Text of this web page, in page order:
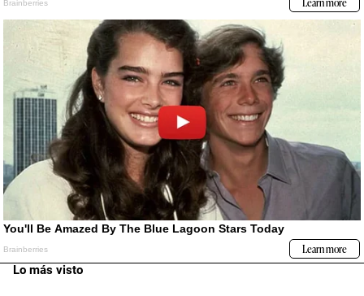
Lo más visto